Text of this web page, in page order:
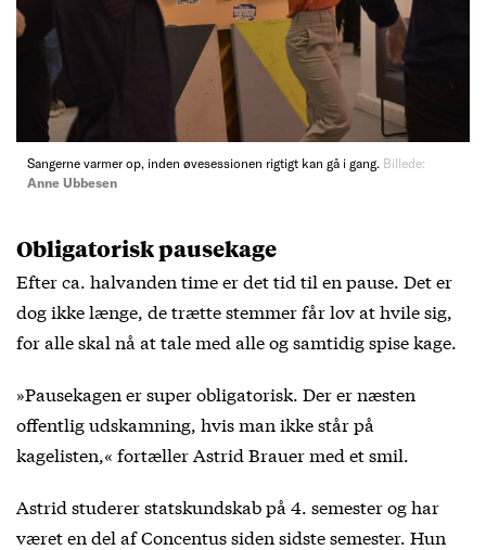
Sangerne varmer op, inden øvesessionen rigtigt kan gå i gang. Billede:
Anne Ubbesen
Obligatorisk pausekage
Efter ca. halvanden time er det tid til en pause. Det er
dog ikke længe, de trætte stemmer får lov at hvile sig,
for alle skal nå at tale med alle og samtidig spise kage.
»Pausekagen er super obligatorisk. Der er næsten
offentlig udskamning, hvis man ikke står på
kagelisten,« fortæller Astrid Brauer med et smil.
Astrid studerer statskundskab på 4. semester og har
været en del af Concentus siden sidste semester. Hun